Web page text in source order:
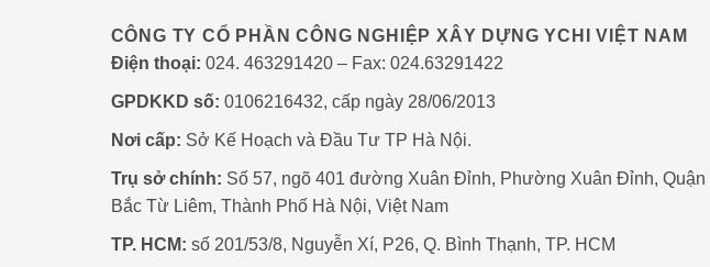
CÔNG TY CỔ PHẦN CÔNG NGHIỆP XÂY DỰNG YCHI VIỆT NAM
Điện thoại: 024. 463291420 – Fax: 024.63291422
GPDKKD số: 0106216432, cấp ngày 28/06/2013
Nơi cấp: Sở Kế Hoạch và Đầu Tư TP Hà Nội.
Trụ sở chính: Số 57, ngõ 401 đường Xuân Đỉnh, Phường Xuân Đỉnh, Quận
Bắc Từ Liêm, Thành Phố Hà Nội, Việt Nam
TP. HCM: số 201/53/8, Nguyễn Xí, P26, Q. Bình Thạnh, TP. HCM